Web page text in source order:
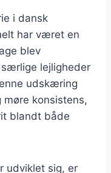
i dansk
har været en
blev
lejligheder
udskæring
konsistens,
blandt både
udviklet sig, er